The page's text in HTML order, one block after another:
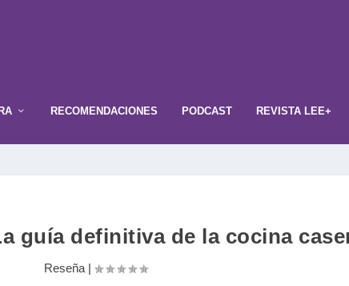
RECOMENDACIONES PODCAST REVISTA LEE+
guía definitiva de la cocina
Reseña|